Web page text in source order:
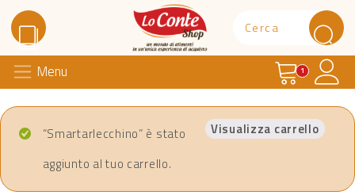
Lo Conte Shop
Menu Carrello
1
Visualizza carrello
“Smartarlecchino” è stato
aggiunto al tuo carrello.